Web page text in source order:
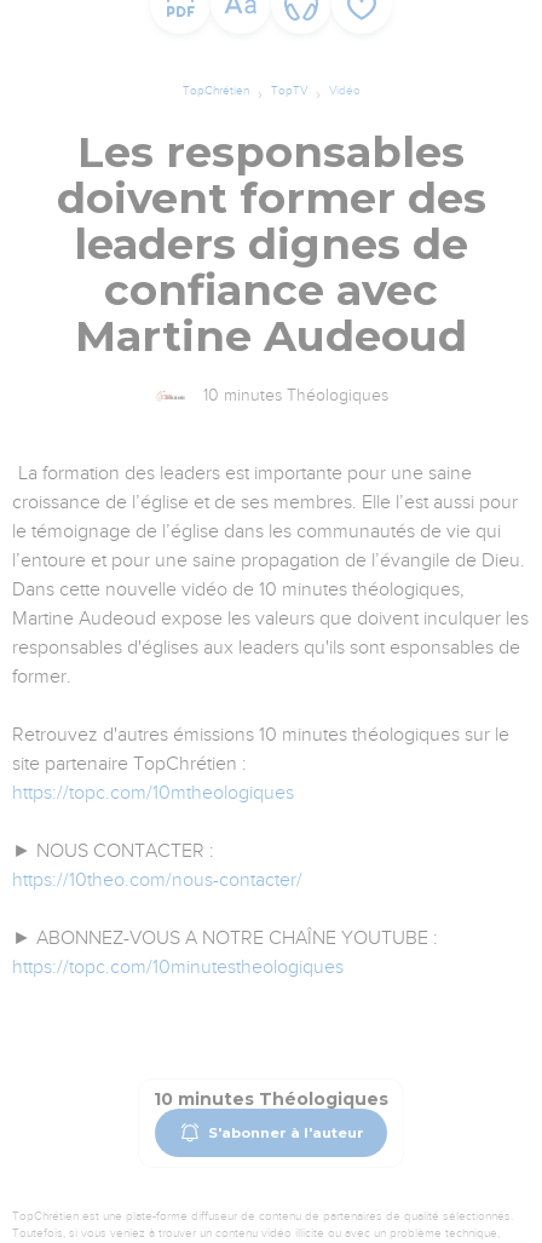
TopChrétien TopTV Vidéo
Les responsables
doivent former des
leaders dignes de
confiance avec
Martine Audeoud
10 minutes Théologiques
La formation des leaders est importante pour une saine
croissance de l’église et de ses membres. Elle l’est aussi pour
le témoignage de l’église dans les communautés de vie qui
l’entoure et pour une saine propagation de l’évangile de Dieu.
Dans cette nouvelle vidéo de 10 minutes théologiques,
Martine Audeoud expose les valeurs que doivent inculquer les
responsables d'églises aux leaders qu'ils sont esponsables de
former.
Retrouvez d'autres émissions 10 minutes théologiques sur le
site partenaire TopChrétien :
https://topc.com/10mtheologiques
► NOUS CONTACTER :
https://10theo.com/nous-contacter/
► ABONNEZ-VOUS A NOTRE CHAÎNE YOUTUBE :
https://topc.com/10minutestheologiques
10 minutes Théologiques
S'abonner à l'auteur
TopChrétien est une plate-forme diffuseur de contenu de partenaires de qualité sélectionnés.
Toutefois, si vous veniez à trouver un contenu vidéo illicite ou avec un problème technique,